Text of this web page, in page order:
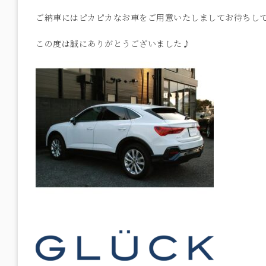
ご納車にはピカピカなお車をご用意いたしましてお待ちし
この度は誠にありがとうございました♪